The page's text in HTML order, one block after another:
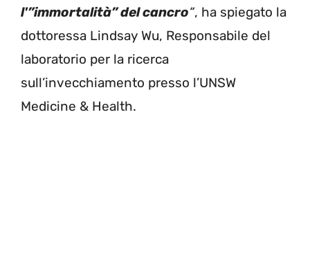
l'”immortalità” del cancro“, ha spiegato la
dottoressa Lindsay Wu, Responsabile del
laboratorio per la ricerca
sull’invecchiamento presso l’UNSW
Medicine & Health.